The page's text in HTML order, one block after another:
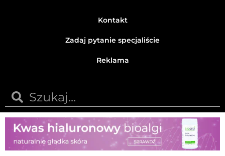
Kontakt
Zadaj pytanie specjaliście
Reklama